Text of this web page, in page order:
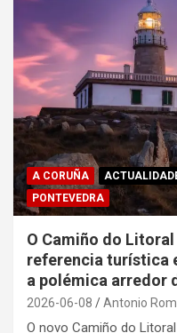
A CORUÑA
PONTEVEDRA
O Camiño do
referencia turística
a polémica arredor
2026-06-08 Antonio
O novo Camiño do